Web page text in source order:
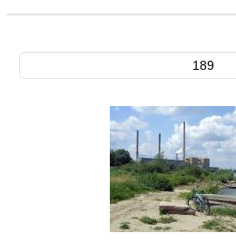
189